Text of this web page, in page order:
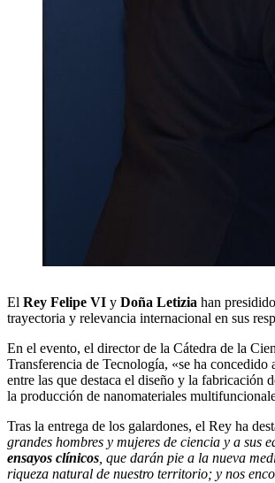
El Rey Felipe VI y Doña Letizia han
trayectoria y relevancia internacional en sus
En el evento, el director de la Cátedra de la
Transferencia de Tecnología, «se ha concedido
entre las que destaca el diseño y la fabricación
la producción de nanomateriales
Tras la entrega de los galardones, el Rey ha
grandes hombres y mujeres de ciencia y a sus
ensayos clínicos , que darán pie a la nueva
riqueza natural de nuestro territorio; y nos